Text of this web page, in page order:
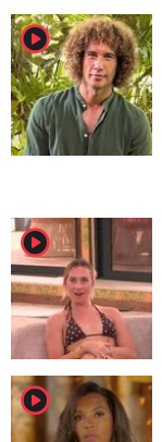
player2
player2
player2